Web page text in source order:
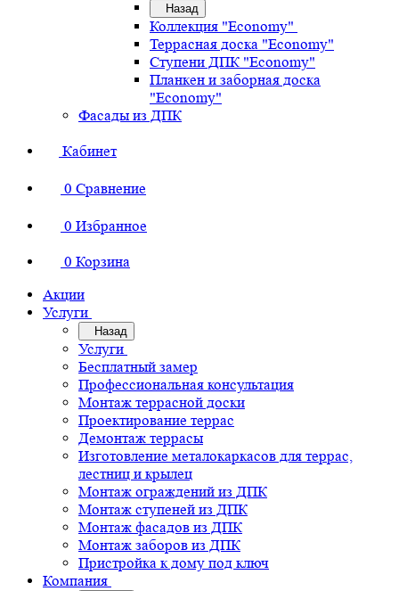
Назад
Коллекция "Economy"
Террасная доска "Economy"
Ступени ДПК "Economy"
Планкен и заборная доска
"Economy"
Фасады из ДПК
Кабинет
0 Сравнение
0 Избранное
0 Корзина
Акции
Услуги
Назад
Услуги
Бесплатный замер
Профессиональная консультация
Монтаж террасной доски
Проектирование террас
Демонтаж террасы
Изготовление металокаркасов для террас,
лестниц и крылец
Монтаж ограждений из ДПК
Монтаж ступеней из ДПК
Монтаж фасадов из ДПК
Монтаж заборов из ДПК
Пристройка к дому под ключ
Компания